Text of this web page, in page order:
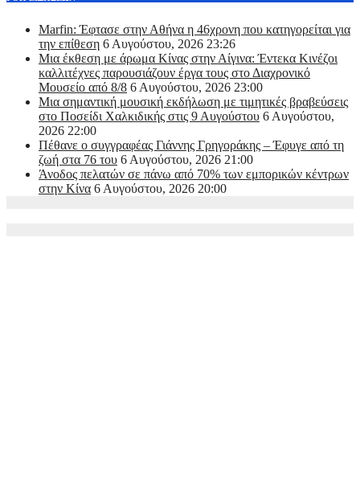
Marfin: Έφτασε στην Αθήνα η 46χρονη που κατηγορείται για
την επίθεση 6 Αυγούστου, 2026 23:26
Μια έκθεση με άρωμα Κίνας στην Αίγινα: Έντεκα Κινέζοι
καλλιτέχνες παρουσιάζουν έργα τους στο Διαχρονικό
Μουσείο από 8/8 6 Αυγούστου, 2026 23:00
Μια σημαντική μουσική εκδήλωση με τιμητικές βραβεύσεις
στο Ποσείδι Χαλκιδικής στις 9 Αυγούστου 6 Αυγούστου,
2026 22:00
Πέθανε ο συγγραφέας Γιάννης Γρηγοράκης – Έφυγε από τη
ζωή στα 76 του 6 Αυγούστου, 2026 21:00
Άνοδος πελατών σε πάνω από 70% των εμπορικών κέντρων
στην Κίνα 6 Αυγούστου, 2026 20:00